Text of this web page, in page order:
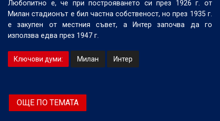
Любопитно е, че при построяването си през 1926 г. от
Милан стадионът е бил частна собственост, но през 1935 г.
е закупен от местния съвет, а Интер започва да го
използва едва през 1947 г.
Ключови думи: Милан Интер
ОЩЕ ПО ТЕМАТА